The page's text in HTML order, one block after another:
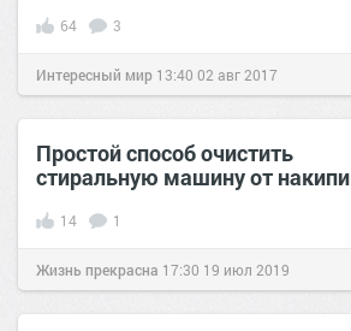
64 3
Интересный мир 13:40 02 авг 2017
Простой способ очистить
стиральную машину от накипи
14 1
Жизнь прекрасна 17:30 19 июл 2019